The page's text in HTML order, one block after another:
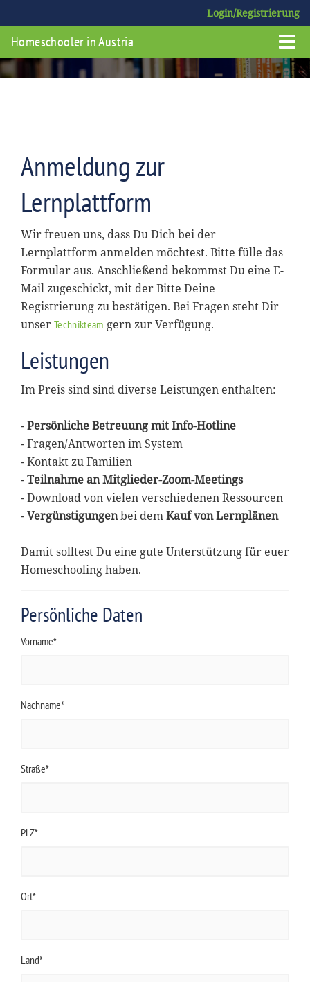
Login/Registrierung
Homeschooler in Austria
Anmeldung zur
Lernplattform
Wir freuen uns, dass Du Dich bei der
Lernplattform anmelden möchtest. Bitte fülle das
Formular aus. Anschließend bekommst Du eine E-
Mail zugeschickt, mit der Bitte Deine
Registrierung zu bestätigen. Bei Fragen steht Dir
unser Technikteam gern zur Verfügung.
Leistungen
Im Preis sind sind diverse Leistungen enthalten:
-Persönliche Betreuung mit Info-Hotline
- Fragen/Antworten im System
- Kontakt zu Familien
-Teilnahme an Mitglieder-Zoom-Meetings
- Download von vielen verschiedenen Ressourcen
-Vergünstigungenbei demKauf von Lernplänen
Damit solltest Du eine gute Unterstützung für euer
Homeschooling haben.
Persönliche Daten
Vorname*
Nachname*
Straße*
PLZ*
Ort*
Land*